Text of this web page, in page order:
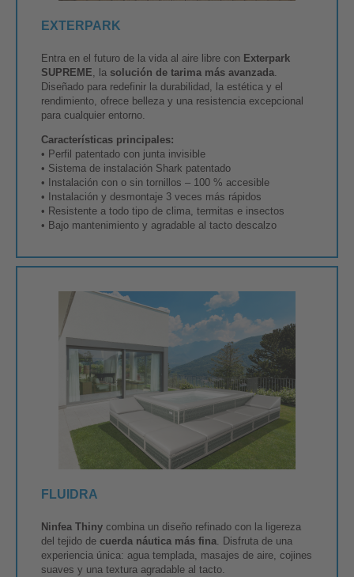
EXTERPARK
Entra en el futuro de la vida al aire libre con Exterpark
SUPREME , la solución de tarima más avanzada
Diseñado para redefinir la durabilidad, la estética y el
rendimiento, ofrece belleza y una resistencia excepcional
para cualquier entorno.
Características principales:
• Perfil patentado con junta invisible
• Sistema de instalación Shark patentado
• Instalación con o sin tornillos – 100 % accesible
• Instalación y desmontaje 3 veces más rápidos
• Resistente a todo tipo de clima, termitas e insectos
• Bajo mantenimiento y agradable al tacto descalzo
FLUIDRA
Ninfea Thiny combina un diseño refinado con la ligereza
del tejido de cuerda náutica más fina . Disfruta de una
experiencia única: agua templada, masajes de aire, cojines
suaves y una textura agradable al tacto.